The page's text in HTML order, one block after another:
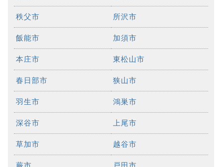
秩父市 所沢市
飯能市 加須市
本庄市 東松山市
春日部市 狭山市
羽生市 鴻巣市
深谷市 上尾市
草加市 越谷市
蕨市 戸田市